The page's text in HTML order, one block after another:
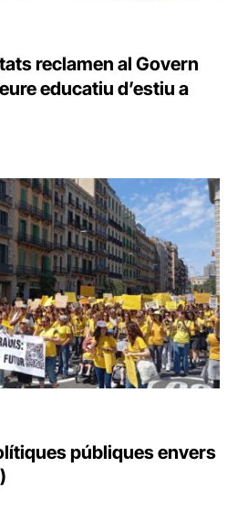
reclamen al Govern
educatiu d’estiu a
públiques envers